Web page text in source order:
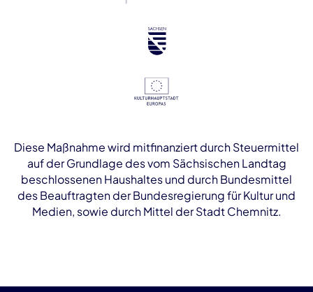
Diese Maßnahme wird mitfinanziert durch Steuermittel
auf der Grundlage des vom Sächsischen Landtag
beschlossenen Haushaltes und durch Bundesmittel
des Beauftragten der Bundesregierung für Kultur und
Medien, sowie durch Mittel der Stadt Chemnitz.